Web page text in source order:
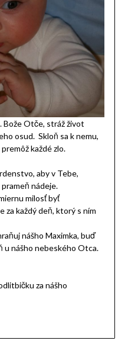
Bože Otče, stráž život
osud. Skloň sa k nemu,
každé zlo.
aby v Tebe,
nádeje.
milosť byť
za každý deň, ktorý s ním
nášho Maximka, buď
u nášho nebeského Otca.
za nášho